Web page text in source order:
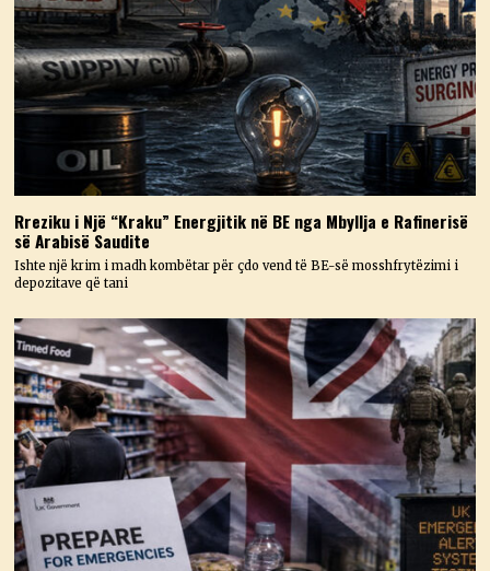
Rreziku i Një “Kraku” Energjitik në BE nga Mbyllja e Rafinerisë
së Arabisë Saudite
Ishte një krim i madh kombëtar për çdo vend të BE-së mosshfrytëzimi i
depozitave që tani